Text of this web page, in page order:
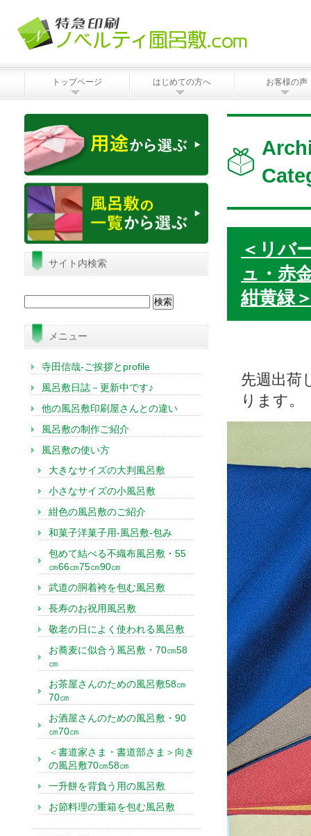
トップページ はじめての方へ お客様の声
＜リバ
ュ・赤
紺黄緑
先週出荷
ります。
サイト内検索
メニュー
寺田信哉-ご挨拶とprofile
風呂敷日誌－更新中です♪
他の風呂敷印刷屋さんとの違い
風呂敷の制作ご紹介
風呂敷の使い方
大きなサイズの大判風呂敷
小さなサイズの小風呂敷
紺色の風呂敷のご紹介
和菓子洋菓子用-風呂敷-包み
包めて結べる不織布風呂敷・55
㎝66㎝75㎝90㎝
武道の胴着袴を包む風呂敷
長寿のお祝用風呂敷
敬老の日によく使われる風呂敷
お蕎麦に似合う風呂敷・70㎝58
㎝
お茶屋さんのための風呂敷58㎝
70㎝
お酒屋さんのための風呂敷・90
㎝70㎝
＜書道家さま・書道部さま＞向き
の風呂敷70㎝58㎝
一升餅を背負う用の風呂敷
お節料理の重箱を包む風呂敷